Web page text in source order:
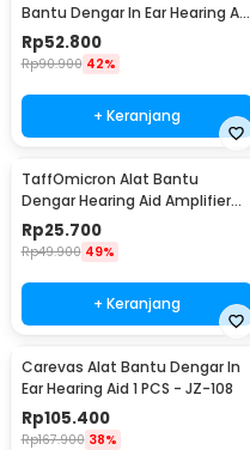
Bantu Dengar In Ear Hearing Aid
129dB - F-139
Rp52.800
Rp90.900 42%
+ Keranjang
TaffOmicron Alat Bantu
Dengar Hearing Aid Amplifier
Telinga Earphone - JZ-1088A
Rp25.700
Rp49.900 49%
+ Keranjang
Carevas Alat Bantu Dengar In
Ear Hearing Aid 1 PCS - JZ-108
Rp105.400
Rp167.900 38%